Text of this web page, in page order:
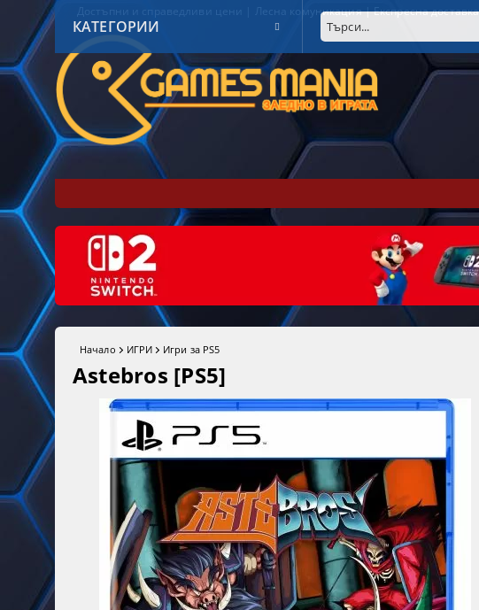
Достъпни и справедливи цени | Лесна комуникация | Експресна
КАТЕГОРИИ
Начало ИГРИ Игри за PS5
Astebros [PS5]